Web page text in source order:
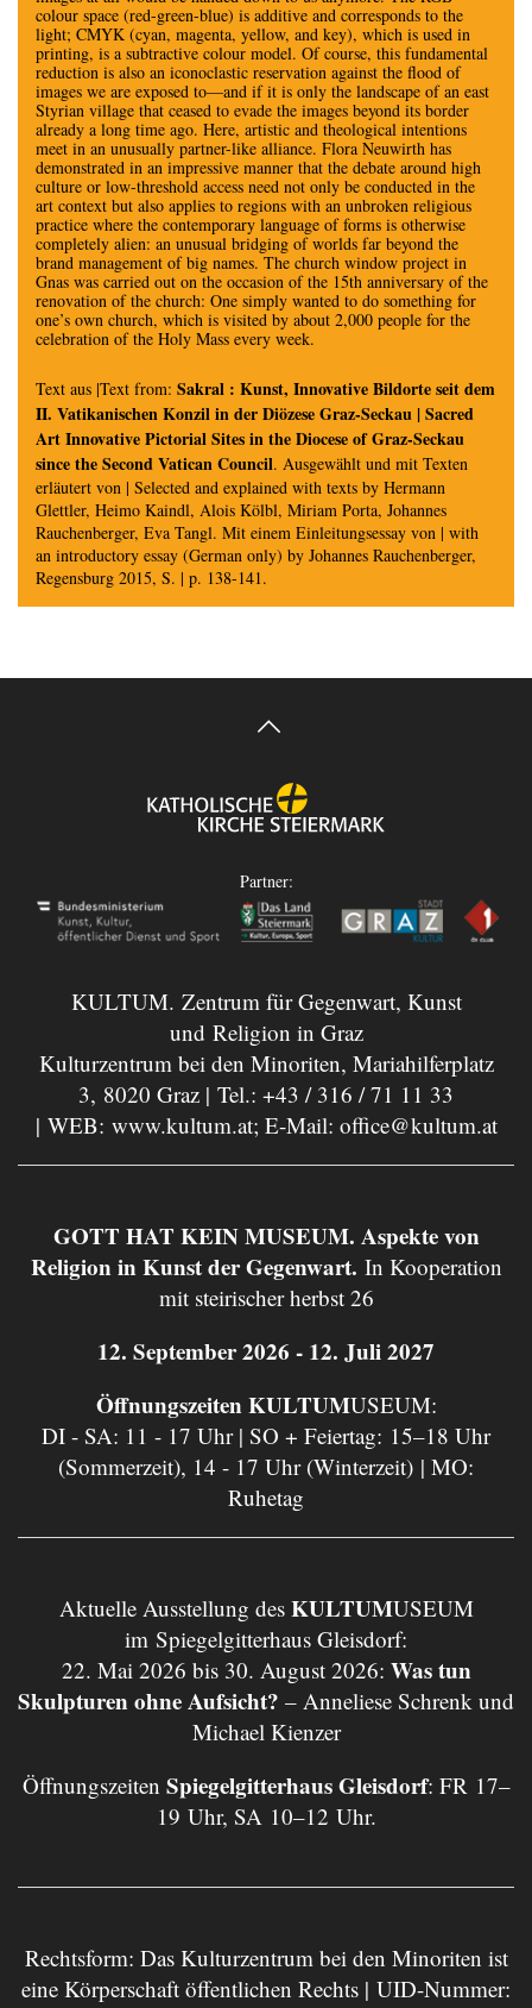
colour space (red-green-blue) is additive and corresponds to the
light; CMYK (cyan, magenta, yellow, and key), which is used in
printing, is a subtractive colour model. Of course, this fundamental
reduction is also an iconoclastic reservation against the flood of
images we are exposed to—and if it is only the landscape of an east
Styrian village that ceased to evade the images beyond its border
already a long time ago. Here, artistic and theological intentions
meet in an unusually partner-like alliance. Flora Neuwirth has
demonstrated in an impressive manner that the debate around high
culture or low-threshold access need not only be conducted in the
art context but also applies to regions with an unbroken religious
practice where the contemporary language of forms is otherwise
completely alien: an unusual bridging of worlds far beyond the
brand management of big names. The church window project in
Gnas was carried out on the occasion of the 15th anniversary of the
renovation of the church: One simply wanted to do something for
one’s own church, which is visited by about 2,000 people for the
celebration of the Holy Mass every week.
Text aus |Text from: Sakral : Kunst, Innovative Bildorte seit dem
II. Vatikanischen Konzil in der Diözese Graz-Seckau | Sacred
Art Innovative Pictorial Sites in the Diocese of Graz-Seckau
since the Second Vatican Council. Ausgewählt und mit Texten
erläutert von | Selected and explained with texts by Hermann
Glettler, Heimo Kaindl, Alois Kölbl, Miriam Porta, Johannes
Rauchenberger, Eva Tangl. Mit einem Einleitungsessay von | with
an introductory essay (German only) by Johannes Rauchenberger,
Regensburg 2015, S. | p. 138-141.
Partner:
KULTUM. Zentrum für Gegenwart, Kunst
und Religion in Graz
Kulturzentrum bei den Minoriten, Mariahilferplatz
3, 8020 Graz | Tel.: +43 / 316 / 71 11 33
| WEB: www.kultum.at; E-Mail: office@kultum.at
GOTT HAT KEIN MUSEUM. Aspekte von
Religion in Kunst der Gegenwart. In Kooperation
mit steirischer herbst 26
12. September 2026 - 12. Juli 2027
Öffnungszeiten KULTUMUSEUM:
DI - SA: 11 - 17 Uhr | SO + Feiertag: 15–18 Uhr
(Sommerzeit), 14 - 17 Uhr (Winterzeit) | MO:
Ruhetag
Aktuelle Ausstellung des KULTUMUSEUM
im Spiegelgitterhaus Gleisdorf:
22. Mai 2026 bis 30. August 2026: Was tun
Skulpturen ohne Aufsicht? – Anneliese Schrenk und
Michael Kienzer
Öffnungszeiten Spiegelgitterhaus Gleisdorf: FR 17–
19 Uhr, SA 10–12 Uhr.
Rechtsform: Das Kulturzentrum bei den Minoriten ist
eine Körperschaft öffentlichen Rechts | UID-Nummer: